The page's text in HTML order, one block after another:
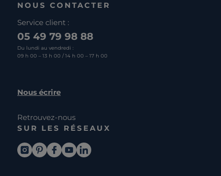
NOUS CONTACTER
Service client :
05 49 79 98 88
Du lundi au vendredi :
09 h 00 – 13 h 00 / 14 h 00 – 17 h 00
Nous écrire
Retrouvez-nous
SUR LES RÉSEAUX